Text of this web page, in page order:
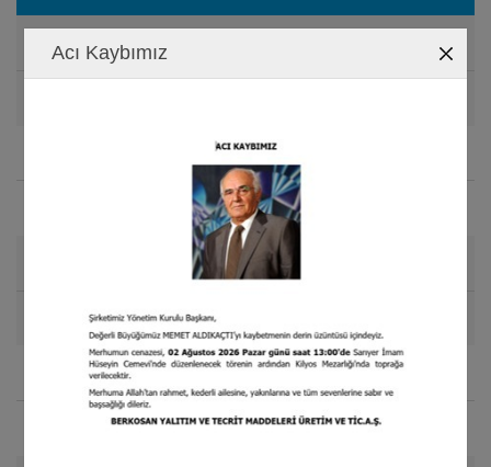
Densidad
NORM: EN 823
1.60 x 50 m
Absorción de agua(28 días)
0.1 <wp ≤ 0.5 (WS05) kg/m2 NORM: EN 1609
Acı Kaybımız